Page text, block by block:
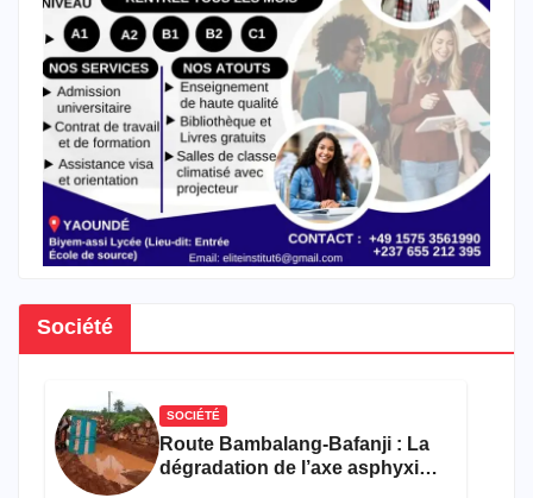
Société
SOCIÉTÉ
Route Bambalang-Bafanji : La
dégradation de l’axe asphyxie